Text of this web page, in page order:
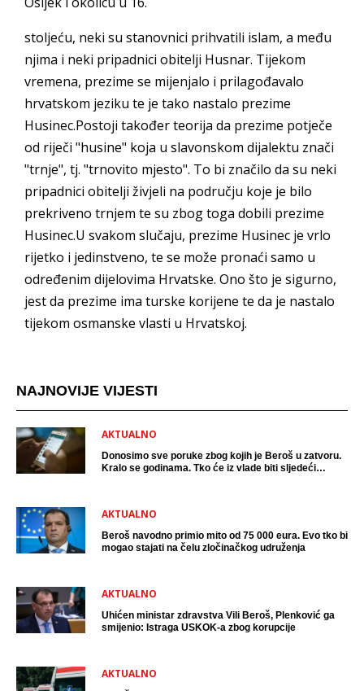
stoljeću, neki su stanovnici prihvatili islam, a među
njima i neki pripadnici obitelji Husnar. Tijekom
vremena, prezime se mijenjalo i prilagođavalo
hrvatskom jeziku te je tako nastalo prezime
Husinec.Postoji također teorija da prezime potječe
od riječi "husine" koja u slavonskom dijalektu znači
"trnje", tj. "trnovito mjesto". To bi značilo da su neki
pripadnici obitelji živjeli na području koje je bilo
prekriveno trnjem te su zbog toga dobili prezime
Husinec.U svakom slučaju, prezime Husinec je vrlo
rijetko i jedinstveno, te se može pronaći samo u
određenim dijelovima Hrvatske. Ono što je sigurno,
jest da prezime ima turske korijene te da je nastalo
tijekom osmanske vlasti u Hrvatskoj.
NAJNOVIJE VIJESTI
AKTUALNO
Donosimo sve poruke zbog kojih je Beroš u zatvoru.
Kralo se godinama. Tko će iz vlade biti sljedeći
AKTUALNO
Beroš navodno primio mito od 75 000 eura. Evo tko bi
mogao stajati na čelu zločinačkog udruženja
AKTUALNO
Uhićen ministar zdravstva Vili Beroš, Plenković ga
smijenio: Istraga USKOK-a zbog korupcije
AKTUALNO